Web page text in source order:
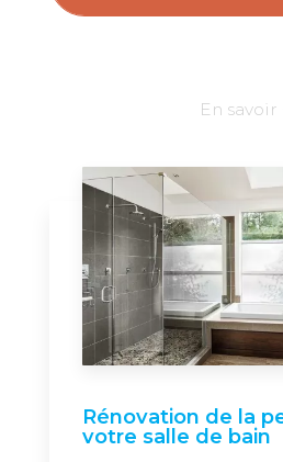
En savoir
Rénovation de la
votre salle de bain